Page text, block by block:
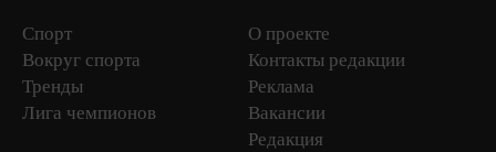
Спорт
Вокруг спорта
Тренды
Лига чемпионов
О проекте
Контакты редакции
Реклама
Вакансии
Редакция